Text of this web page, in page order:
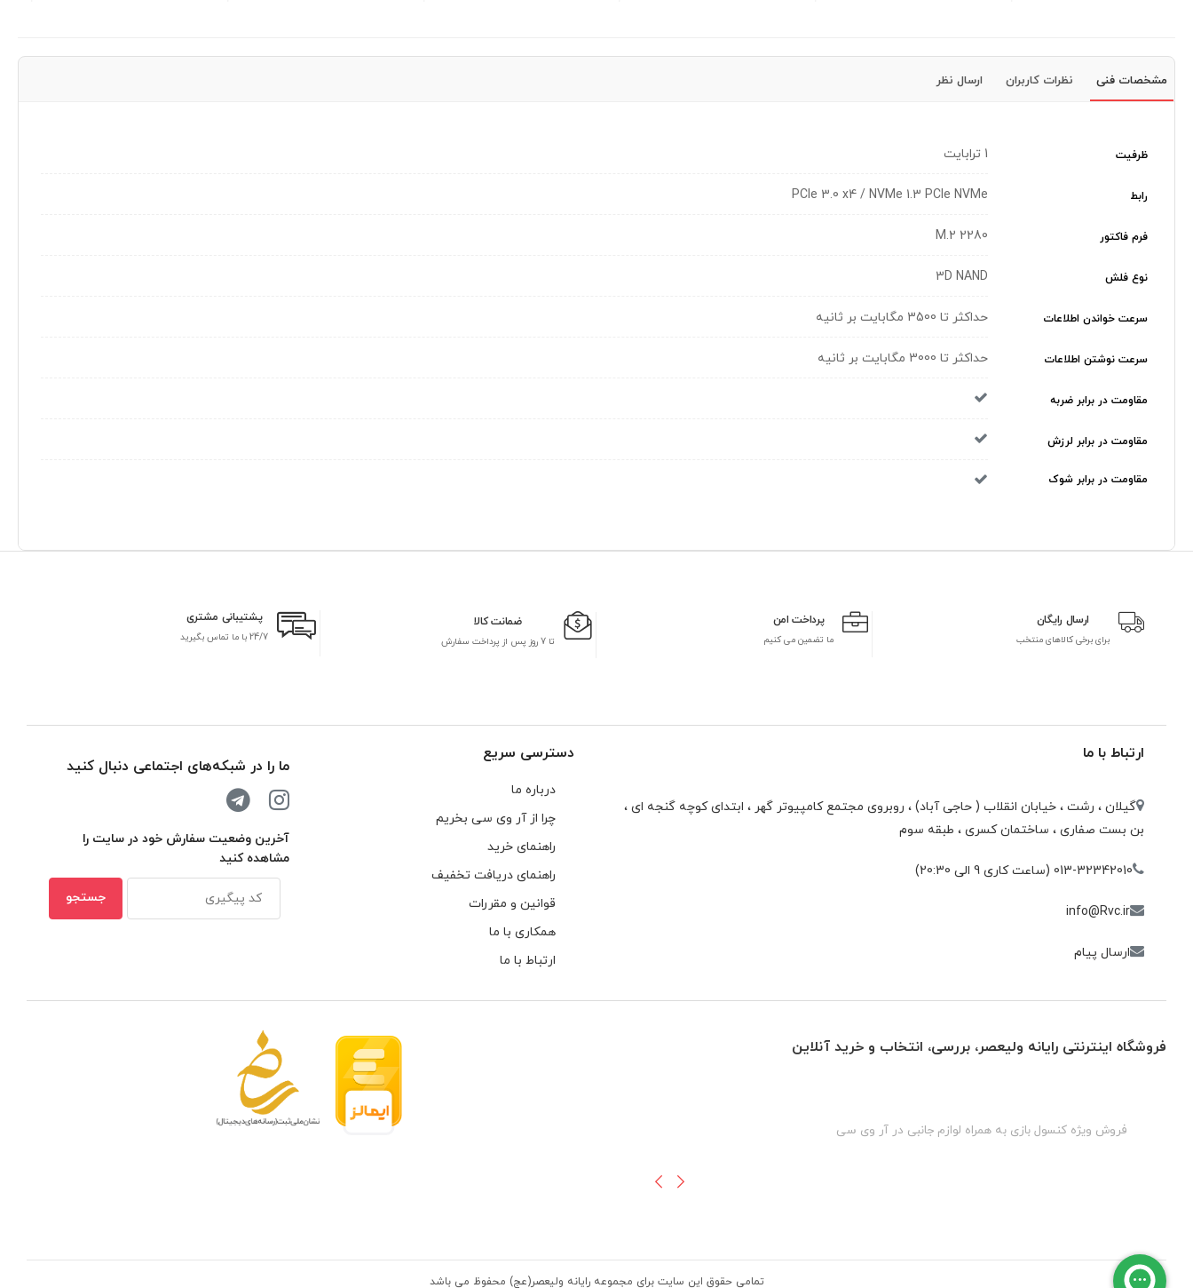
مشخصات فنی نظرات کاربران ارسال نظر
ظرفیت 1 ترابایت
رابط PCIe 3.0 x4 / NVMe 1.3 PCIe NVMe
فرم فاکتور M.2 2280
نوع فلش 3D NAND
سرعت خواندن اطلاعات حداکثر تا 3500 مگابایت بر ثانیه
سرعت نوشتن اطلاعات حداکثر تا 3000 مگابایت بر ثانیه
مقاومت در برابر ضربه
مقاومت در برابر لرزش
مقاومت در برابر شوک
ارسال رایگان
برای برخی کالاهای منتخب
پرداخت امن
ما تضمین می کنیم
ضمانت کالا
تا 7 روز پس از پرداخت سفارش
پشتیبانی مشتری
24/7 با ما تماس بگیرید
ارتباط با ما
گیلان ، رشت ، خيابان انقلاب ( حاجی آباد) ، روبروی مجتمع كامپيوتر گهر ، ابتدای كوچه گنجه ای ،
بن بست صفاری ، ساختمان كسری ، طبقه سوم
013-32342010 (ساعت کاری 9 الی 20:30)
info@Rvc.ir
ارسال پیام
دسترسی سریع
درباره ما
چرا از آر وی سی بخریم
راهنمای خرید
راهنمای دریافت تخفیف
قوانین و مقررات
همکاری با ما
ارتباط با ما
ما را در شبکه‌های اجتماعی دنبال کنید
آخرین وضعیت سفارش خود در سایت را
مشاهده کنید
فروشگاه اینترنتی رایانه ولیعصر، بررسی، انتخاب و خرید آنلاین
فروش ویژه کنسول بازی به همراه لوازم جانبی در آر وی سی هارهای اینترنال مخصوص دوربین های مدار بسته در ظرفیتهای مختلف
تمامی حقوق این سایت برای مجموعه رایانه ولیعصر(عج) محفوظ می باشد